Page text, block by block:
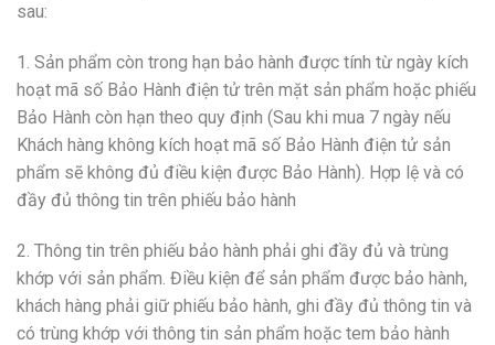
sau:
1. Sản phẩm còn trong hạn bảo hành được tính từ ngày kích
hoạt mã số Bảo Hành điện tử trên mặt sản phẩm hoặc phiếu
Bảo Hành còn hạn theo quy định (Sau khi mua 7 ngày nếu
Khách hàng không kích hoạt mã số Bảo Hành điện tử sản
phẩm sẽ không đủ điều kiện được Bảo Hành). Hợp lệ và có
đầy đủ thông tin trên phiếu bảo hành
2. Thông tin trên phiếu bảo hành phải ghi đầy đủ và trùng
khớp với sản phẩm. Điều kiện để sản phẩm được bảo hành,
khách hàng phải giữ phiếu bảo hành, ghi đầy đủ thông tin và
có trùng khớp với thông tin sản phẩm hoặc tem bảo hành